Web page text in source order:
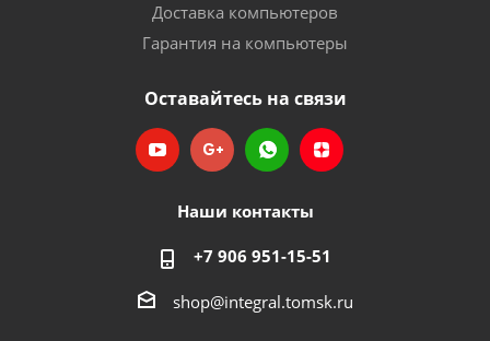
Доставка компьютеров
Гарантия на компьютеры
Оставайтесь на связи
Наши контакты
+7 906 951-15-51
shop@integral.tomsk.ru